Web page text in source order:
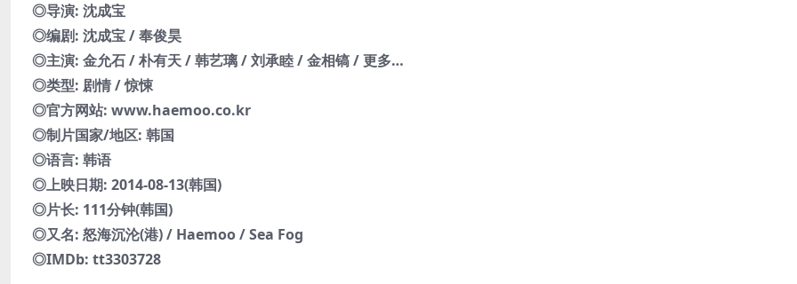
◎导演: 沈成宝
◎编剧: 沈成宝 / 奉俊昊
◎主演: 金允石 / 朴有天 / 韩艺璃 / 刘承睦 / 金相镐 / 更多…
◎类型: 剧情 / 惊悚
◎官方网站: www.haemoo.co.kr
◎制片国家/地区: 韩国
◎语言: 韩语
◎上映日期: 2014-08-13(韩国)
◎片长: 111分钟(韩国)
◎又名: 怒海沉沦(港) / Haemoo / Sea Fog
◎IMDb: tt3303728